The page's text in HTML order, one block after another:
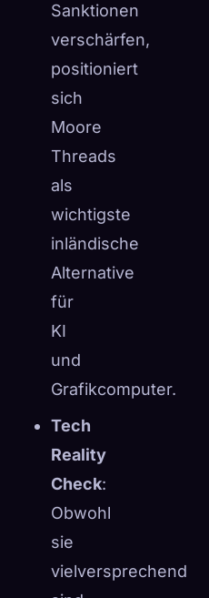
Sanktionen
verschärfen,
positioniert
sich
Moore
Threads
als
wichtigste
inländische
Alternative
für
KI
und
Grafikcomputer.
Tech
Reality
Check:
Obwohl
sie
vielversprechend